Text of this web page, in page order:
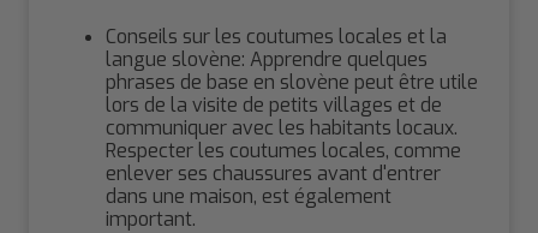
Conseils sur les coutumes locales et la
langue slovène: Apprendre quelques
phrases de base en slovène peut être utile
lors de la visite de petits villages et de
communiquer avec les habitants locaux.
Respecter les coutumes locales, comme
enlever ses chaussures avant d'entrer
dans une maison, est également
important.